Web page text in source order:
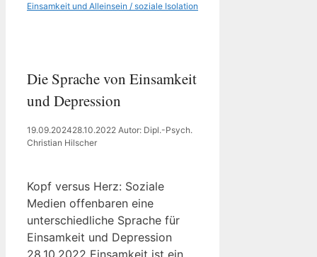
Einsamkeit und Alleinsein / soziale Isolation
Die Sprache von Einsamkeit
und Depression
19.09.202428.10.2022 Autor: Dipl.-Psych.
Christian Hilscher
Kopf versus Herz: Soziale
Medien offenbaren eine
unterschiedliche Sprache für
Einsamkeit und Depression